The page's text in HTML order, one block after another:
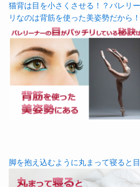
猫背は目を小さくさせる！？バレリ
リなのは背筋を使った美姿勢だから！
脚を抱え込むように丸まって寝ると